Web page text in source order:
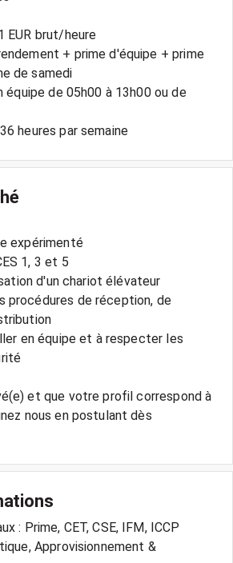
EUR brut/heure
+ prime d'équipe + prime
de samedi
équipe de 05h00 à 13h00 ou de
heures par semaine
expérimenté
1, 3 et 5
d'un chariot élévateur
procédures de réception, de
en équipe et à respecter les
et que votre profil correspond à
nous en postulant dès
: Prime, CET, CSE, IFM, ICCP
Approvisionnement &